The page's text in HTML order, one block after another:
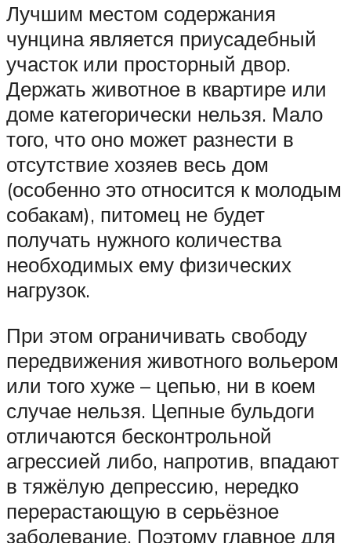
Лучшим местом содержания
чунцина является приусадебный
участок или просторный двор.
Держать животное в квартире или
доме категорически нельзя. Мало
того, что оно может разнести в
отсутствие хозяев весь дом
(особенно это относится к молодым
собакам), питомец не будет
получать нужного количества
необходимых ему физических
нагрузок.
При этом ограничивать свободу
передвижения животного вольером
или того хуже – цепью, ни в коем
случае нельзя. Цепные бульдоги
отличаются бесконтрольной
агрессией либо, напротив, впадают
в тяжёлую депрессию, нередко
перерастающую в серьёзное
заболевание. Поэтому главное для